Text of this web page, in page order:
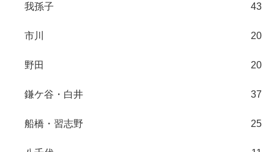
我孫子 43
市川 20
野田 20
鎌ケ谷・白井 37
船橋・習志野 25